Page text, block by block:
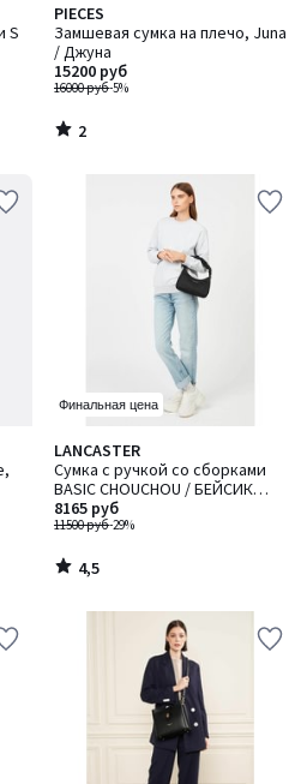
S
PIECES
Замшевая сумка на плечо, Juna
/ Джуна
16000 руб-5%
15200 руб
2
/
5
2
/
Финальная цена
LANCASTER
Сумка с ручкой со сборками
BASIC CHOUCHOU / БЕЙСИК
ШУШУ
11500 руб-29%
8165 руб
4,5
/ 5
4,5
/